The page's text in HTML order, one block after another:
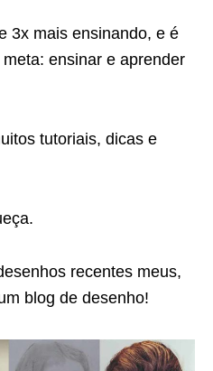
3x mais ensinando, e é
ensinar e aprender
tutoriais, dicas e
recentes meus,
blog de desenho!